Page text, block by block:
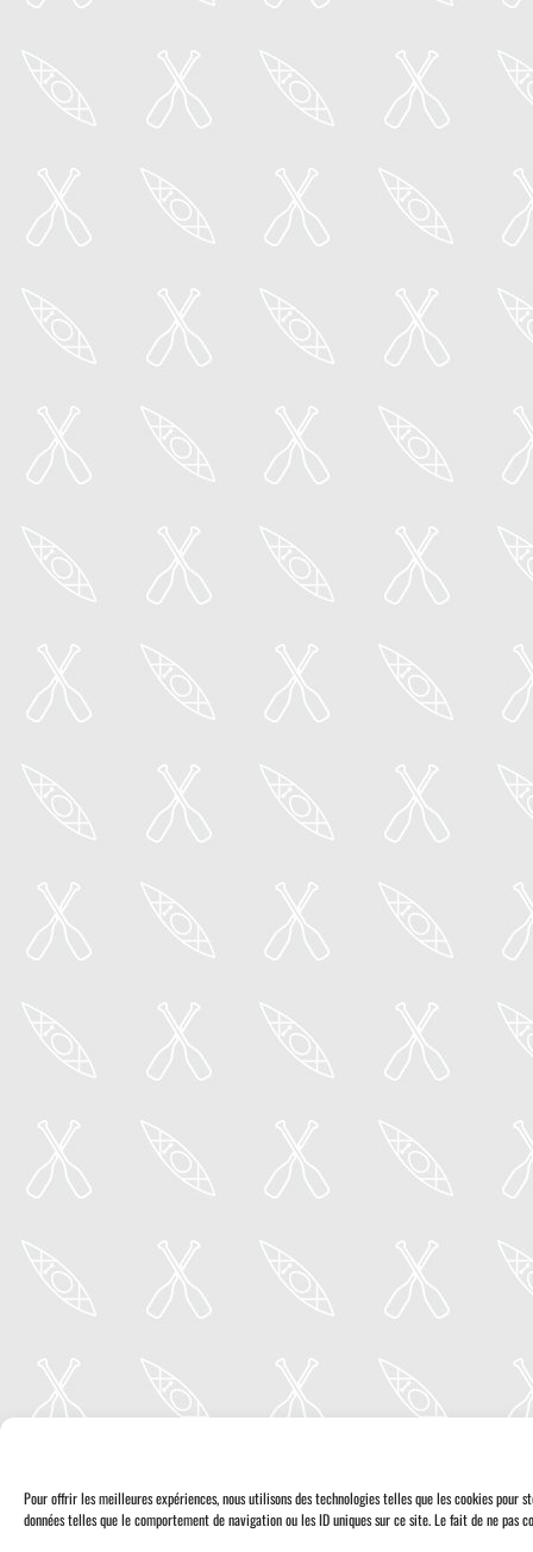
Pour offrir les meilleures expériences, nous utilisons des technologies telles que les cookies
données telles que le comportement de navigation ou les ID uniques sur ce site. Le fait de ne